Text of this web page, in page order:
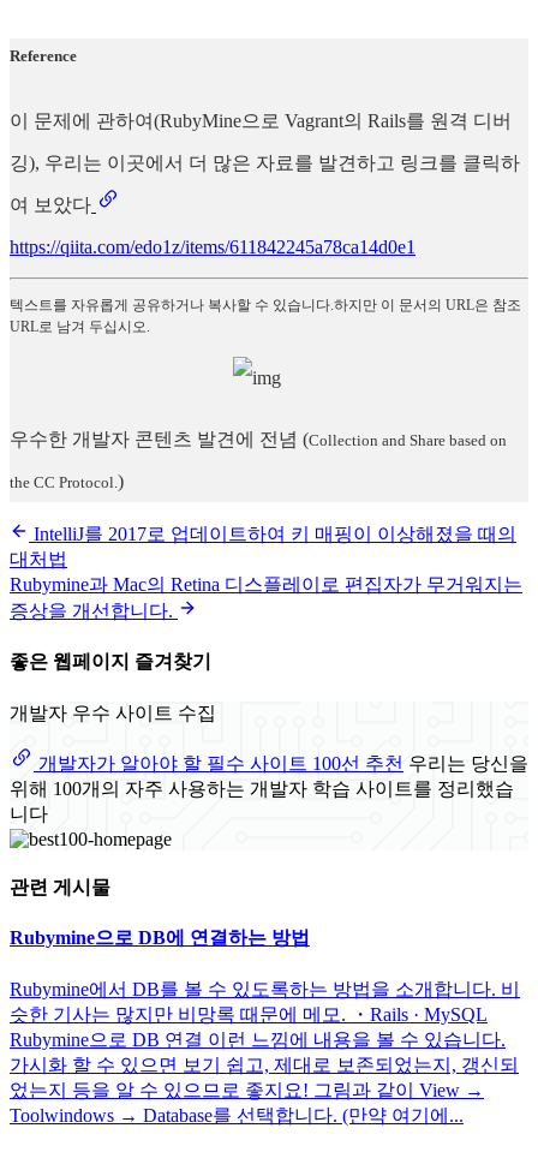
Reference
이 문제에 관하여(RubyMine으로 Vagrant의 Rails를 원격 디버
깅), 우리는 이곳에서 더 많은 자료를 발견하고 링크를 클릭하
여 보았다
https://qiita.com/edo1z/items/611842245a78ca14d0e1
텍스트를 자유롭게 공유하거나 복사할 수 있습니다.하지만 이 문서의 URL은 참조
URL로 남겨 두십시오.
우수한 개발자 콘텐츠 발견에 전념 (Collection and Share based on
the CC Protocol.)
IntelliJ를 2017로 업데이트하여 키 매핑이 이상해졌을 때의
대처법
Rubymine과 Mac의 Retina 디스플레이로 편집자가 무거워지는
증상을 개선합니다.
좋은 웹페이지 즐겨찾기
개발자 우수 사이트 수집
개발자가 알아야 할 필수 사이트 100선 추천 우리는 당신을
위해 100개의 자주 사용하는 개발자 학습 사이트를 정리했습
니다
관련 게시물
Rubymine으로 DB에 연결하는 방법
Rubymine에서 DB를 볼 수 있도록하는 방법을 소개합니다. 비
슷한 기사는 많지만 비망록 때문에 메모. ・Rails · MySQL
Rubymine으로 DB 연결 이런 느낌에 내용을 볼 수 있습니다.
가시화 할 수 있으면 보기 쉽고, 제대로 보존되었는지, 갱신되
었는지 등을 알 수 있으므로 좋지요! 그림과 같이 View →
Toolwindows → Database를 선택합니다. (만약 여기에...